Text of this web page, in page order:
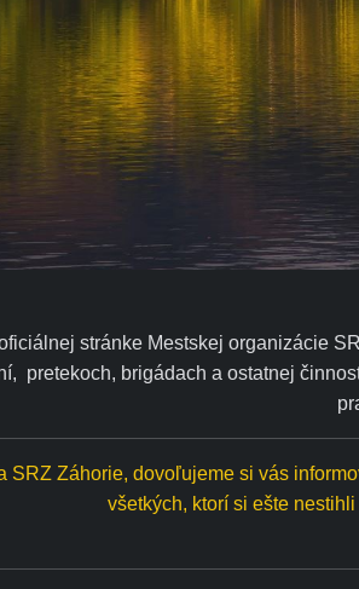
stránke Mestskej organizácie
pretekoch, brigádach a ostatnej
SRZ Záhorie, dovoľujeme si vás
všetkých, ktorí si ešte